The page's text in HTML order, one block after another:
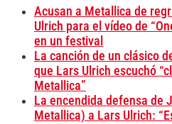
Acusan a Metallica de
Ulrich para el vídeo de
en un festival
La canción de un clásico
que Lars Ulrich escuchó
Metallica”
La encendida defensa de
Metallica) a Lars Ulrich: